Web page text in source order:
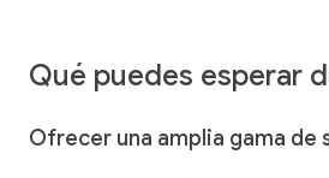
Qué puedes esperar
Ofrecer una amplia gama de